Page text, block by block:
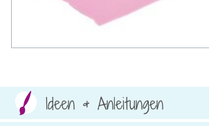
Ideen & Anleitungen